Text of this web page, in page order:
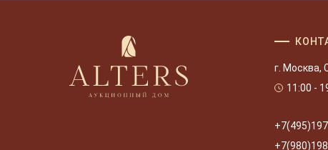
г. Москва,
11:00 -